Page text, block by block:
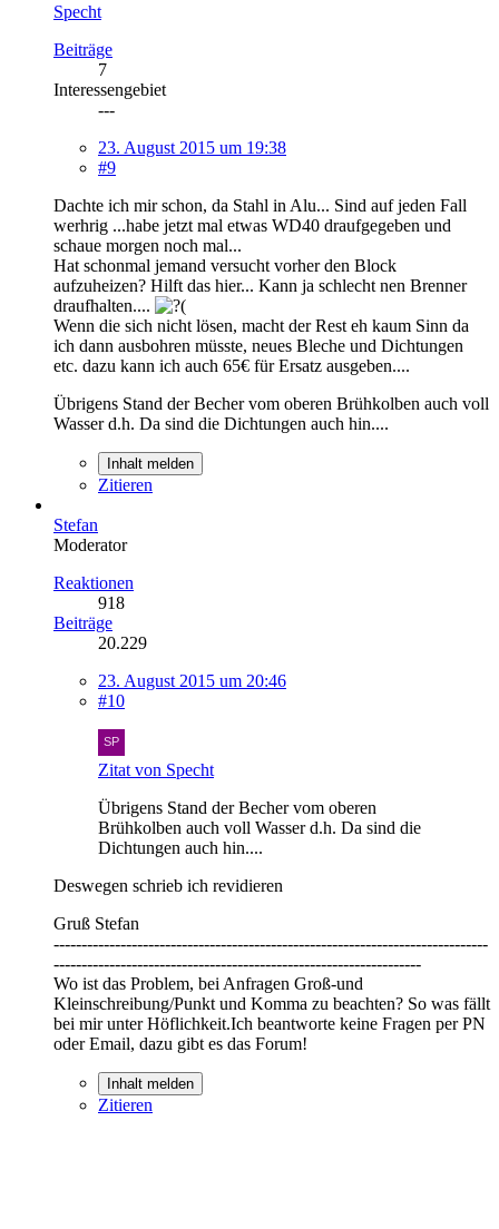
Specht
Beiträge
7
Interessengebiet
---
23. August 2015 um 19:38
#9
Dachte ich mir schon, da Stahl in Alu... Sind auf jeden Fall
werhrig ...habe jetzt mal etwas WD40 draufgegeben und
schaue morgen noch mal...
Hat schonmal jemand versucht vorher den Block
aufzuheizen? Hilft das hier... Kann ja schlecht nen Brenner
draufhalten....
Wenn die sich nicht lösen, macht der Rest eh kaum Sinn da
ich dann ausbohren müsste, neues Bleche und Dichtungen
etc. dazu kann ich auch 65€ für Ersatz ausgeben....
Übrigens Stand der Becher vom oberen Brühkolben auch voll
Wasser d.h. Da sind die Dichtungen auch hin....
Inhalt melden
Zitieren
Stefan
Moderator
Reaktionen
918
Beiträge
20.229
23. August 2015 um 20:46
#10
Zitat von Specht
Übrigens Stand der Becher vom oberen
Brühkolben auch voll Wasser d.h. Da sind die
Dichtungen auch hin....
Deswegen schrieb ich revidieren
Gruß Stefan
------------------------------------------------------------------------------
------------------------------------------------------------------
Wo ist das Problem, bei Anfragen Groß-und
Kleinschreibung/Punkt und Komma zu beachten? So was fällt
bei mir unter Höflichkeit.Ich beantworte keine Fragen per PN
oder Email, dazu gibt es das Forum!
Inhalt melden
Zitieren